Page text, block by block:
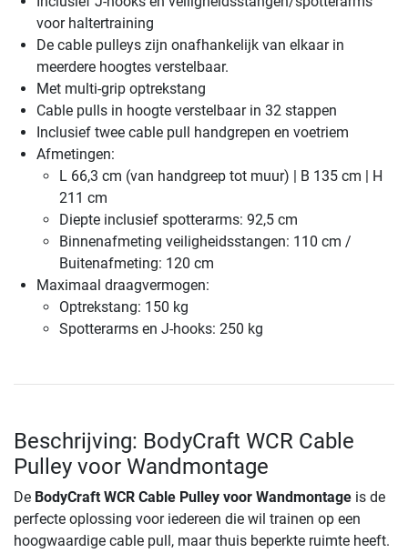
voor haltertraining
De cable pulleys zijn onafhankelijk van elkaar in
meerdere hoogtes verstelbaar.
Met multi-grip optrekstang
Cable pulls in hoogte verstelbaar in 32 stappen
Inclusief twee cable pull handgrepen en voetriem
Afmetingen:
L 66,3 cm (van handgreep tot muur) | B 135 cm | H
211 cm
Diepte inclusief spotterarms: 92,5 cm
Binnenafmeting veiligheidsstangen: 110 cm /
Buitenafmeting: 120 cm
Maximaal draagvermogen:
Optrekstang: 150 kg
Spotterarms en J-hooks: 250 kg
Beschrijving: BodyCraft WCR Cable
Pulley voor Wandmontage
De BodyCraft WCR Cable Pulley voor Wandmontage is de
perfecte oplossing voor iedereen die wil trainen op een
hoogwaardige cable pull, maar thuis beperkte ruimte heeft.